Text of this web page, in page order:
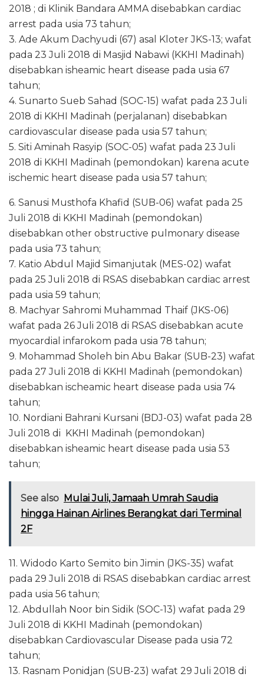
2018 ; di Klinik Bandara AMMA disebabkan cardiac
arrest pada usia 73 tahun;
3. Ade Akum Dachyudi (67) asal Kloter JKS-13; wafat
pada 23 Juli 2018 di Masjid Nabawi (KKHI Madinah)
disebabkan isheamic heart disease pada usia 67
tahun;
4. Sunarto Sueb Sahad (SOC-15) wafat pada 23 Juli
2018 di KKHI Madinah (perjalanan) disebabkan
cardiovascular disease pada usia 57 tahun;
5. Siti Aminah Rasyip (SOC-05) wafat pada 23 Juli
2018 di KKHI Madinah (pemondokan) karena acute
ischemic heart disease pada usia 57 tahun;
6. Sanusi Musthofa Khafid (SUB-06) wafat pada 25
Juli 2018 di KKHI Madinah (pemondokan)
disebabkan other obstructive pulmonary disease
pada usia 73 tahun;
7. Katio Abdul Majid Simanjutak (MES-02) wafat
pada 25 Juli 2018 di RSAS disebabkan cardiac arrest
pada usia 59 tahun;
8. Machyar Sahromi Muhammad Thaif (JKS-06)
wafat pada 26 Juli 2018 di RSAS disebabkan acute
myocardial infarokom pada usia 78 tahun;
9. Mohammad Sholeh bin Abu Bakar (SUB-23) wafat
pada 27 Juli 2018 di KKHI Madinah (pemondokan)
disebabkan ischeamic heart disease pada usia 74
tahun;
10. Nordiani Bahrani Kursani (BDJ-03) wafat pada 28
Juli 2018 di KKHI Madinah (pemondokan)
disebabkan isheamic heart disease pada usia 53
tahun;
See also Mulai Juli, Jamaah Umrah Saudia
hingga Hainan Airlines Berangkat dari Terminal
2F
11. Widodo Karto Semito bin Jimin (JKS-35) wafat
pada 29 Juli 2018 di RSAS disebabkan cardiac arrest
pada usia 56 tahun;
12. Abdullah Noor bin Sidik (SOC-13) wafat pada 29
Juli 2018 di KKHI Madinah (pemondokan)
disebabkan Cardiovascular Disease pada usia 72
tahun;
13. Rasnam Ponidjan (SUB-23) wafat 29 Juli 2018 di